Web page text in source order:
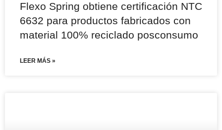
Flexo Spring obtiene certificación NTC
6632 para productos fabricados con
material 100% reciclado posconsumo
LEER MÁS »